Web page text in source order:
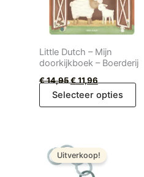
Little Dutch – Mijn
doorkijkboek – Boerderij
€14,95 €11,96
Selecteer opties
Uitverkoop!
prijs
was:
€ 7,99.
prijs
is:
€ 6,39.